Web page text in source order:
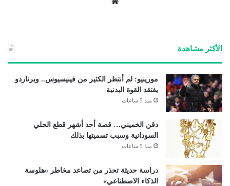
الأكثر مشاهدة
مورينيو: لم أنتظر الكثير من فينيسيوس.. وبرناردو
يفتقد القوة البدنية
منذ 5 ساعات
دقن الخميني… قصة أحد أشهر قطع الحلي
السودانية وسبب تسميتها بذلك
منذ 5 ساعات
دراسة حديثة تحذر من تصاعد مخاطر «هلوسة
الذكاء الاصطناعي»